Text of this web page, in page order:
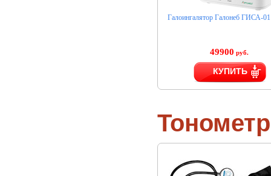
Галоингалятор Галонеб ГИСА-
49900 руб.
КУПИТЬ